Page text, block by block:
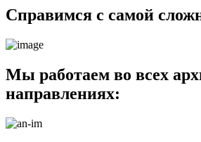
Справимся с самой
Мы работаем во всех
направлениях: